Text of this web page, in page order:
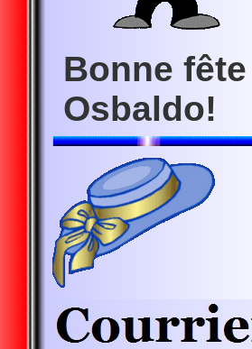
Bonne
Osbaldo!